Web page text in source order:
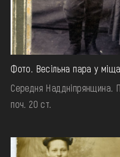
Фото. Весільна пара у
Середня Наддніпрянщина.
поч. 20 ст.